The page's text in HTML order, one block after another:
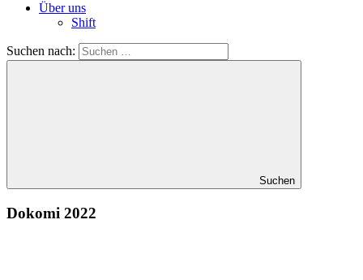
Über uns
Shift
Suchen nach:
Suchen
Dokomi 2022